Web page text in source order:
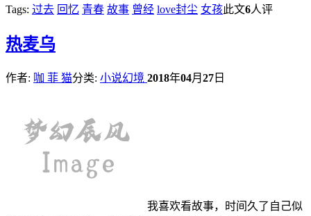
Tags: 过去 回忆 青春 故事 曾经 love封尘 女孩此文6人评
热麦乌
作者: 咖 菲 猫分类: 小说幻境 2018年04月 27 日
我喜欢看故事，时间久了自己似